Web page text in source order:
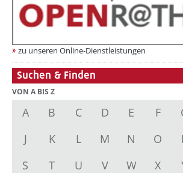
zu unseren Online-Dienstleistungen
Suchen & Finden
VON A BIS Z
A B C D E F
J
K L M N O
S
T U V W X